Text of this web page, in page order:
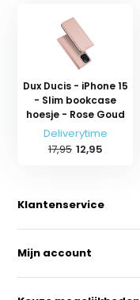
Dux Ducis - iPhone 15
- Slim bookcase
hoesje - Rose Goud
Deliverytime
17,95 12,95
Klantenservice
Mijn account